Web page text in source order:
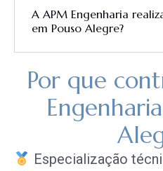
A APM Engenharia
em Pouso Alegre?
Por que
Especialização